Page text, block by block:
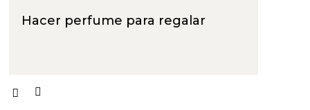
Hacer perfume para regalar